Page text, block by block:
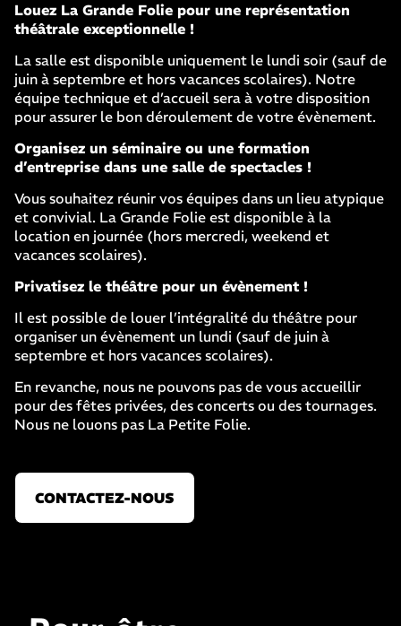
Louez La Grande Folie pour une représentation
théâtrale exceptionnelle !
La salle est disponible uniquement le lundi soir (sauf de
juin à septembre et hors vacances scolaires). Notre
équipe technique et d’accueil sera à votre disposition
pour assurer le bon déroulement de votre évènement.
Organisez un séminaire ou une formation
d’entreprise dans une salle de spectacles !
Vous souhaitez réunir vos équipes dans un lieu atypique
et convivial. La Grande Folie est disponible à la
location en journée (hors mercredi, weekend et
vacances scolaires).
Privatisez le théâtre pour un évènement !
Il est possible de louer l’intégralité du théâtre pour
organiser un évènement un lundi (sauf de juin à
septembre et hors vacances scolaires).
En revanche, nous ne pouvons pas de vous accueillir
pour des fêtes privées, des concerts ou des tournages.
Nous ne louons pas La Petite Folie.
CONTACTEZ-NOUS